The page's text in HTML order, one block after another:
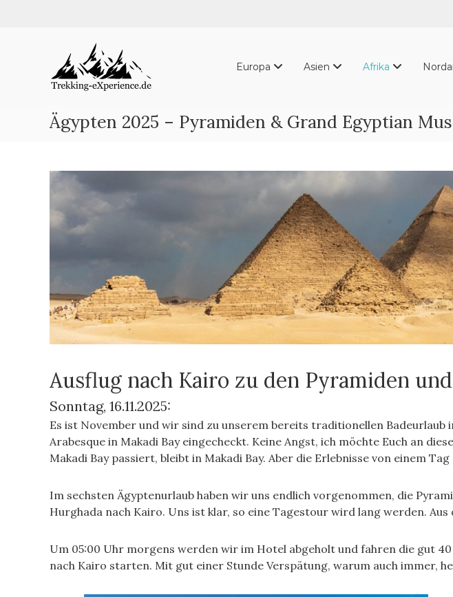
Trekking-
eXperience.de
Reiseberichte
aus
ganzen
Europa Asien Afrika
Ägypten 2025 – Pyramiden & Grand Egyptian
Ausflug nach Kairo zu den Pyramiden
Sonntag, 16.11.2025:
Es ist November und wir sind zu unserem bereits traditionellen
Arabesque in Makadi Bay eingecheckt. Keine Angst, ich möchte Euch an
Makadi Bay passiert, bleibt in Makadi Bay. Aber die Erlebnisse von einem
Im sechsten Ägyptenurlaub haben wir uns endlich vorgenommen, die
Hurghada nach Kairo. Uns ist klar, so eine Tagestour wird lang werden.
Um 05:00 Uhr morgens werden wir im Hotel abgeholt und fahren die gut
nach Kairo starten. Mit gut einer Stunde Verspätung, warum auch immer,